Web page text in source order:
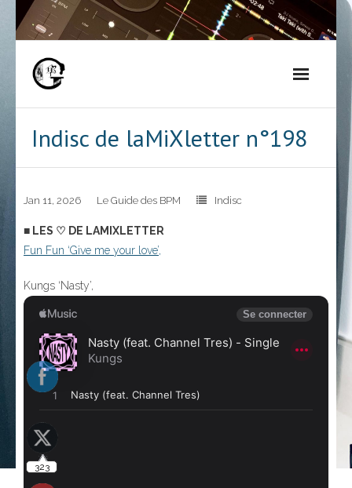
Skip
to
Indisc de laMiXletter n°198
Jan 11, 2026 Le Guide des BPM Indisc
■ LES ♡ DE LAMIXLETTER
Fun Fun ‘Give me your love’,
Kungs ‘Nasty’,